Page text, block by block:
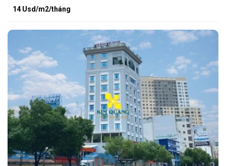
14 Usd/m2/tháng